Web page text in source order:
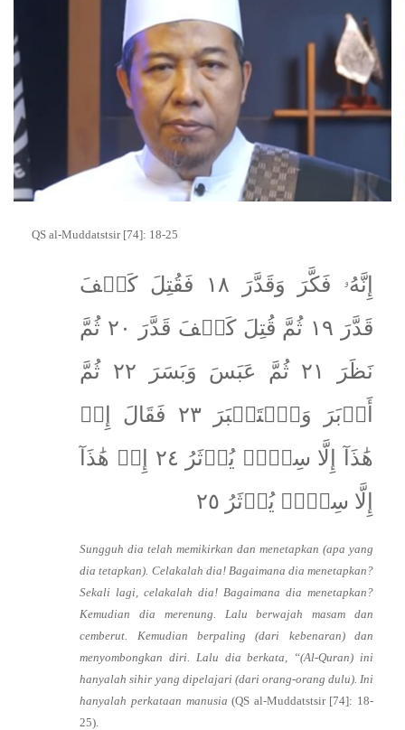
QS al-Muddatstsir [74]: 18-25
إِنَّهُۥ فَكَّرَ وَقَدَّرَ ١٨ فَقُتِلَ كَيۡفَ
قَدَّرَ ١٩ ثُمَّ قُتِلَ كَيۡفَ قَدَّرَ ٢٠ ثُمَّ
نَظَرَ ٢١ ثُمَّ عَبَسَ وَبَسَرَ ٢٢ ثُمَّ
أَدۡبَرَ وَٱسۡتَكۡبَرَ ٢٣ فَقَالَ إِنۡ
هَٰذَآ إِلَّا سِحۡرٞ يُؤۡثَرُ ٢٤ إِنۡ هَٰذَآ
إِلَّا سِحۡرٞ يُؤۡثَرُ ٢٥
Sungguh dia telah memikirkan dan menetapkan (apa yang
dia tetapkan). Celakalah dia! Bagaimana dia menetapkan?
Sekali lagi, celakalah dia! Bagaimana dia menetapkan?
Kemudian dia merenung. Lalu berwajah masam dan
cemberut. Kemudian berpaling (dari kebenaran) dan
menyombongkan diri. Lalu dia berkata, “(Al-Quran) ini
hanyalah sihir yang dipelajari (dari orang-orang dulu). Ini
hanyalah perkataan manusia(QS al-Muddatstsir [74]: 18-
25).